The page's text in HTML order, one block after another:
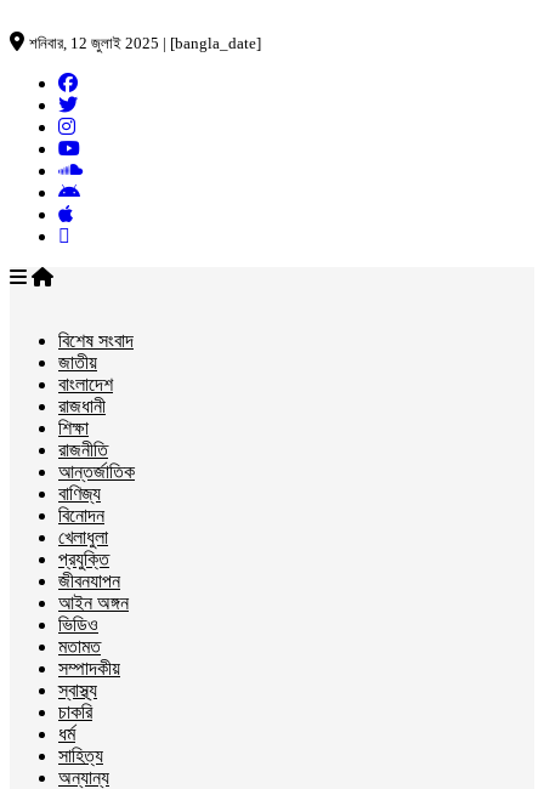
শনিবার, 12 জুলাই 2025 | [bangla_date]
বিশেষ সংবাদ
জাতীয়
বাংলাদেশ
রাজধানী
শিক্ষা
রাজনীতি
আন্তর্জাতিক
বাণিজ্য
বিনোদন
খেলাধুলা
প্রযুক্তি
জীবনযাপন
আইন অঙ্গন
ভিডিও
মতামত
সম্পাদকীয়
স্বাস্থ্য
চাকরি
ধর্ম
সাহিত্য
অন্যান্য